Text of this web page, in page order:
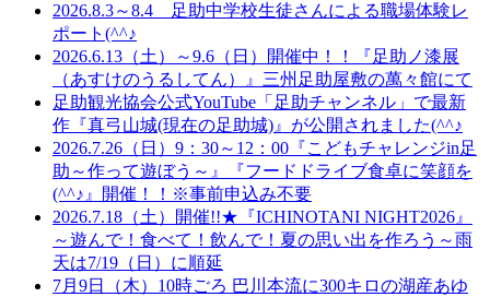
2026.8.3～8.4 足助中学校生徒さんによる職場体験レ
ポート(^^♪
2026.6.13（土）～9.6（日）開催中！！『足助ノ漆展
（あすけのうるしてん）』三州足助屋敷の萬々館にて
足助観光協会公式YouTube「足助チャンネル」で最新
作『真弓山城(現在の足助城)』が公開されました(^^♪
2026.7.26（日）9：30～12：00『こどもチャレンジin足
助～作って遊ぼう～』『フードドライブ食卓に笑顔を
(^^♪』開催！！※事前申込み不要
2026.7.18（土）開催!!★『ICHINOTANI NIGHT2026』
～遊んで！食べて！飲んで！夏の思い出を作ろう～雨
天は7/19（日）に順延
7月9日（木）10時ごろ 巴川本流に300キロの湖産あゆ